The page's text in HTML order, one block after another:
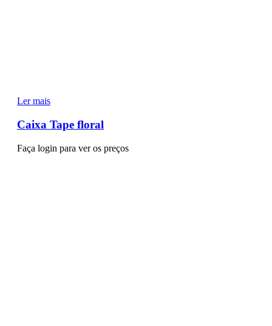
Ler mais
Caixa Tape floral
Faça login para ver os preços